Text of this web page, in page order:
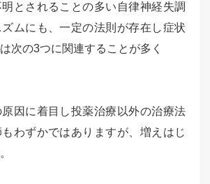
とされることの多い自律神経失調
ムにも、一定の法則が存在し症状
次の3つに関連することが多く
因に着目し投薬治療以外の治療法
わずかではありますが、増えはじ